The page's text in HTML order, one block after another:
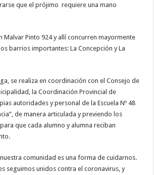
que el prójimo requiere una mano
Malvar Pinto 924 y allí concurren mayormente
barrios importantes: La Concepción y La
se realiza en coordinación con el Consejo de
la Coordinación Provincial de
autoridades y personal de la Escuela Nº 48
de manera articulada y previendo los
que cada alumno y alumna reciban
comunidad es una forma de cuidarnos.
seguimos unidos contra el coronavirus, y